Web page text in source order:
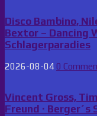
Disco Bambino,
Bextor – Dancing
Schlagerparadies
2026-08-04 0
Vincent Gross,
Freund ·